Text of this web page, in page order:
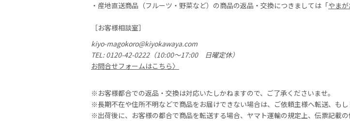
・産地直送商品（フルーツ・野菜など）の商品の返品・交換につきましては 「やま
［お客様相談室］
kiyo-magokoro@kiyokawaya.com
0120-42-0222（10:00〜17:00 日曜定休）
お問合せフォームはこちら〉
※お客様都合での返品・交換は対応いたしかねますので、ご了承くださいませ。
※長期不在や住所不明などで商品をお届けできない場合は、ご依頼主様へ転送、も
※出荷後に、お客様の都合で商品を転送する場合、ヤマト運輸の規定上、伝票記載